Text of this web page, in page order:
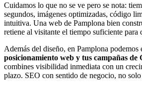
Cuidamos lo que no se ve pero se nota:
segundos, imágenes optimizadas, código
intuitiva. Una web de Pamplona bien
retiene al visitante el tiempo suficiente para
Además del diseño, en Pamplona podemos
posicionamiento web y tus campañas de
combines visibilidad inmediata con un
plazo. SEO con sentido de negocio, no